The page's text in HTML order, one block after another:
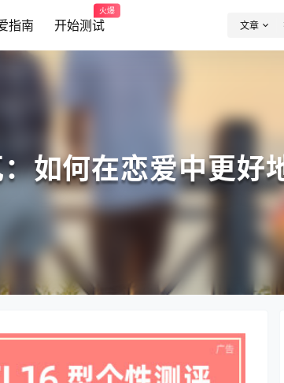
指南 开始测试
火爆
文章
如何在恋爱中更好